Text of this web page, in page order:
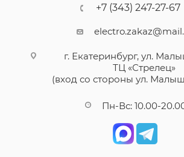
+7 (343) 247-27-67
г. Екатеринбург, ул.
ТЦ «Стрелец»
(вход со стороны ул.
Пн-Вс: 10.00-